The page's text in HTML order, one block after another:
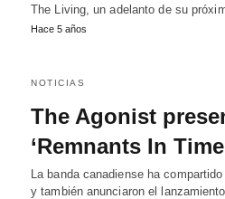
The Living, un adelanto de su
Hace 5 años
NOTICIAS
The Agonist
‘Remnants In
La banda canadiense ha
y también anunciaron el